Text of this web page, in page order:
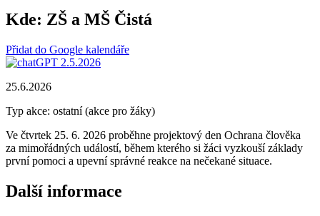
Kde: ZŠ a MŠ Čistá
Přidat do Google kalendáře
25.6.2026
Typ akce: ostatní (akce pro žáky)
Ve čtvrtek 25. 6. 2026 proběhne projektový den Ochrana člověka
za mimořádných událostí, během kterého si žáci vyzkouší základy
první pomoci a upevní správné reakce na nečekané situace.
Další informace